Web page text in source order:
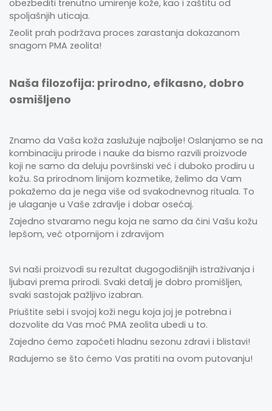
obezbediti trenutno umirenje kože, kao i zaštitu od
spoljašnjih uticaja.
Zeolit prah podržava proces zarastanja dokazanom
snagom PMA zeolita!
Naša filozofija: prirodno, efikasno, dobro
osmišljeno
Znamo da Vaša koža zaslužuje najbolje! Oslanjamo se na
kombinaciju prirode i nauke da bismo razvili proizvode
koji ne samo da deluju površinski već i duboko prodiru u
kožu. Sa prirodnom linijom kozmetike, želimo da Vam
pokažemo da je nega više od svakodnevnog rituala. To
je ulaganje u Vaše zdravlje i dobar osećaj.
Zajedno stvaramo negu koja ne samo da čini Vašu kožu
lepšom, već otpornijom i zdravijom
Svi naši proizvodi su rezultat dugogodišnjih istraživanja i
ljubavi prema prirodi. Svaki detalj je dobro promišljen,
svaki sastojak pažljivo izabran.
Priuštite sebi i svojoj koži negu koja joj je potrebna i
dozvolite da Vas moć PMA zeolita ubedi u to.
Zajedno ćemo započeti hladnu sezonu zdravi i blistavi!
Radujemo se što ćemo Vas pratiti na ovom putovanju!